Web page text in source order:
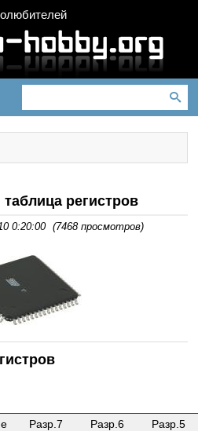
регистров
0:20:00 (7468 просмотров)
Разр.7 Разр.6
Разр.5